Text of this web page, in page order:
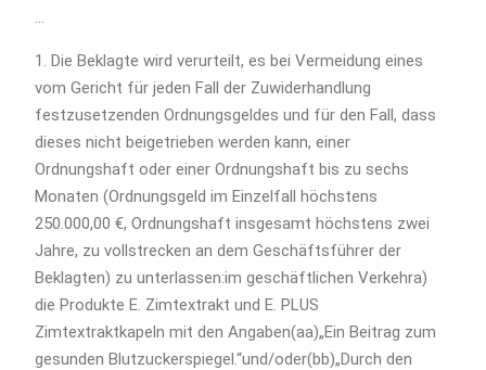
…
1. Die Beklagte wird verurteilt, es bei Vermeidung eines
vom Gericht für jeden Fall der Zuwiderhandlung
festzusetzenden Ordnungsgeldes und für den Fall, dass
dieses nicht beigetrieben werden kann, einer
Ordnungshaft oder einer Ordnungshaft bis zu sechs
Monaten (Ordnungsgeld im Einzelfall höchstens
250.000,00 €, Ordnungshaft insgesamt höchstens zwei
Jahre, zu vollstrecken an dem Geschäftsführer der
Beklagten) zu unterlassen:im geschäftlichen Verkehra)
die Produkte E. Zimtextrakt und E. PLUS
Zimtextraktkapeln mit den Angaben(aa)„Ein Beitrag zum
gesunden Blutzuckerspiegel.“und/oder(bb)„Durch den